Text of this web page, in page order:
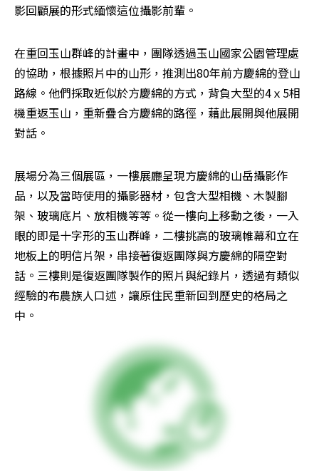
影回顧展的形式緬懷這位攝影前輩。
在重回玉山群峰的計畫中，團隊透過玉山國家公園管理處
的協助，根據照片中的山形，推測出80年前方慶綿的登山
路線。他們採取近似於方慶綿的方式，背負大型的4ｘ5相
機重返玉山，重新疊合方慶綿的路徑，藉此展開與他展開
對話。
展場分為三個展區，一樓展廳呈現方慶綿的山岳攝影作
品，以及當時使用的攝影器材，包含大型相機、木製腳
架、玻璃底片、放相機等等。從一樓向上移動之後，一入
眼的即是十字形的玉山群峰，二樓挑高的玻璃帷幕和立在
地板上的明信片架，串接著復返團隊與方慶綿的隔空對
話。三樓則是復返團隊製作的照片與紀錄片，透過有類似
經驗的布農族人口述，讓原住民重新回到歷史的格局之
中。